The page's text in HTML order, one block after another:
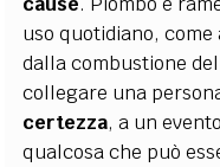
uso quotidiano,
dalla combustione
collegare una
certezza, a un
qualcosa che può